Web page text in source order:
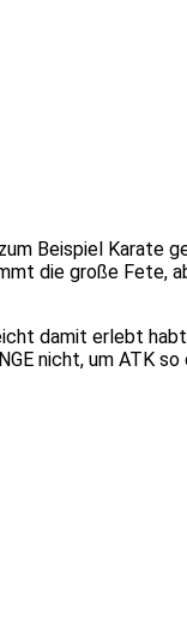
Beispiel Karate
die große
damit erlebt
nicht, um ATK